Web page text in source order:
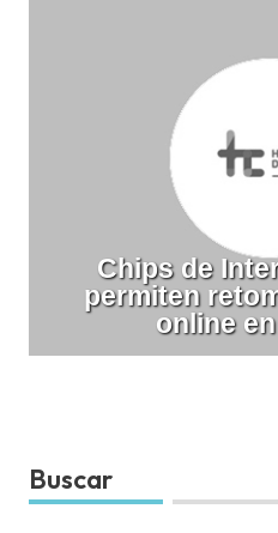
Chips de
permiten
online
Buscar